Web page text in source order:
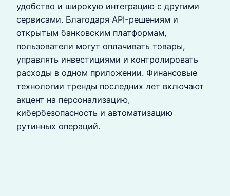
удобство и широкую интеграцию с другими
сервисами. Благодаря API-решениям и
открытым банковским платформам,
пользователи могут оплачивать товары,
управлять инвестициями и контролировать
расходы в одном приложении. Финансовые
технологии тренды последних лет включают
акцент на персонализацию,
кибербезопасность и автоматизацию
рутинных операций.